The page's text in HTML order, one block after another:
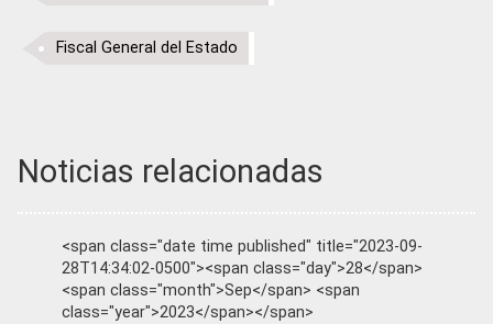
Fiscal General del Estado
Noticias relacionadas
<span class="date time published" title="2023-09-
28T14:34:02-0500"><span class="day">28</span>
<span class="month">Sep</span> <span
class="year">2023</span></span>